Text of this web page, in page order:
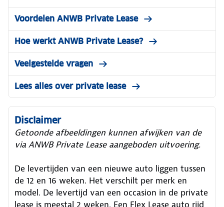
Voordelen ANWB Private Lease
Hoe werkt ANWB Private Lease?
Veelgestelde vragen
Lees alles over private lease
Disclaimer
Getoonde afbeeldingen kunnen afwijken van de
via ANWB Private Lease aangeboden uitvoering.
De levertijden van een nieuwe auto liggen tussen
de 12 en 16 weken. Het verschilt per merk en
model. De levertijd van een occasion in de private
lease is meestal 2 weken. Een Flex Lease auto rijd